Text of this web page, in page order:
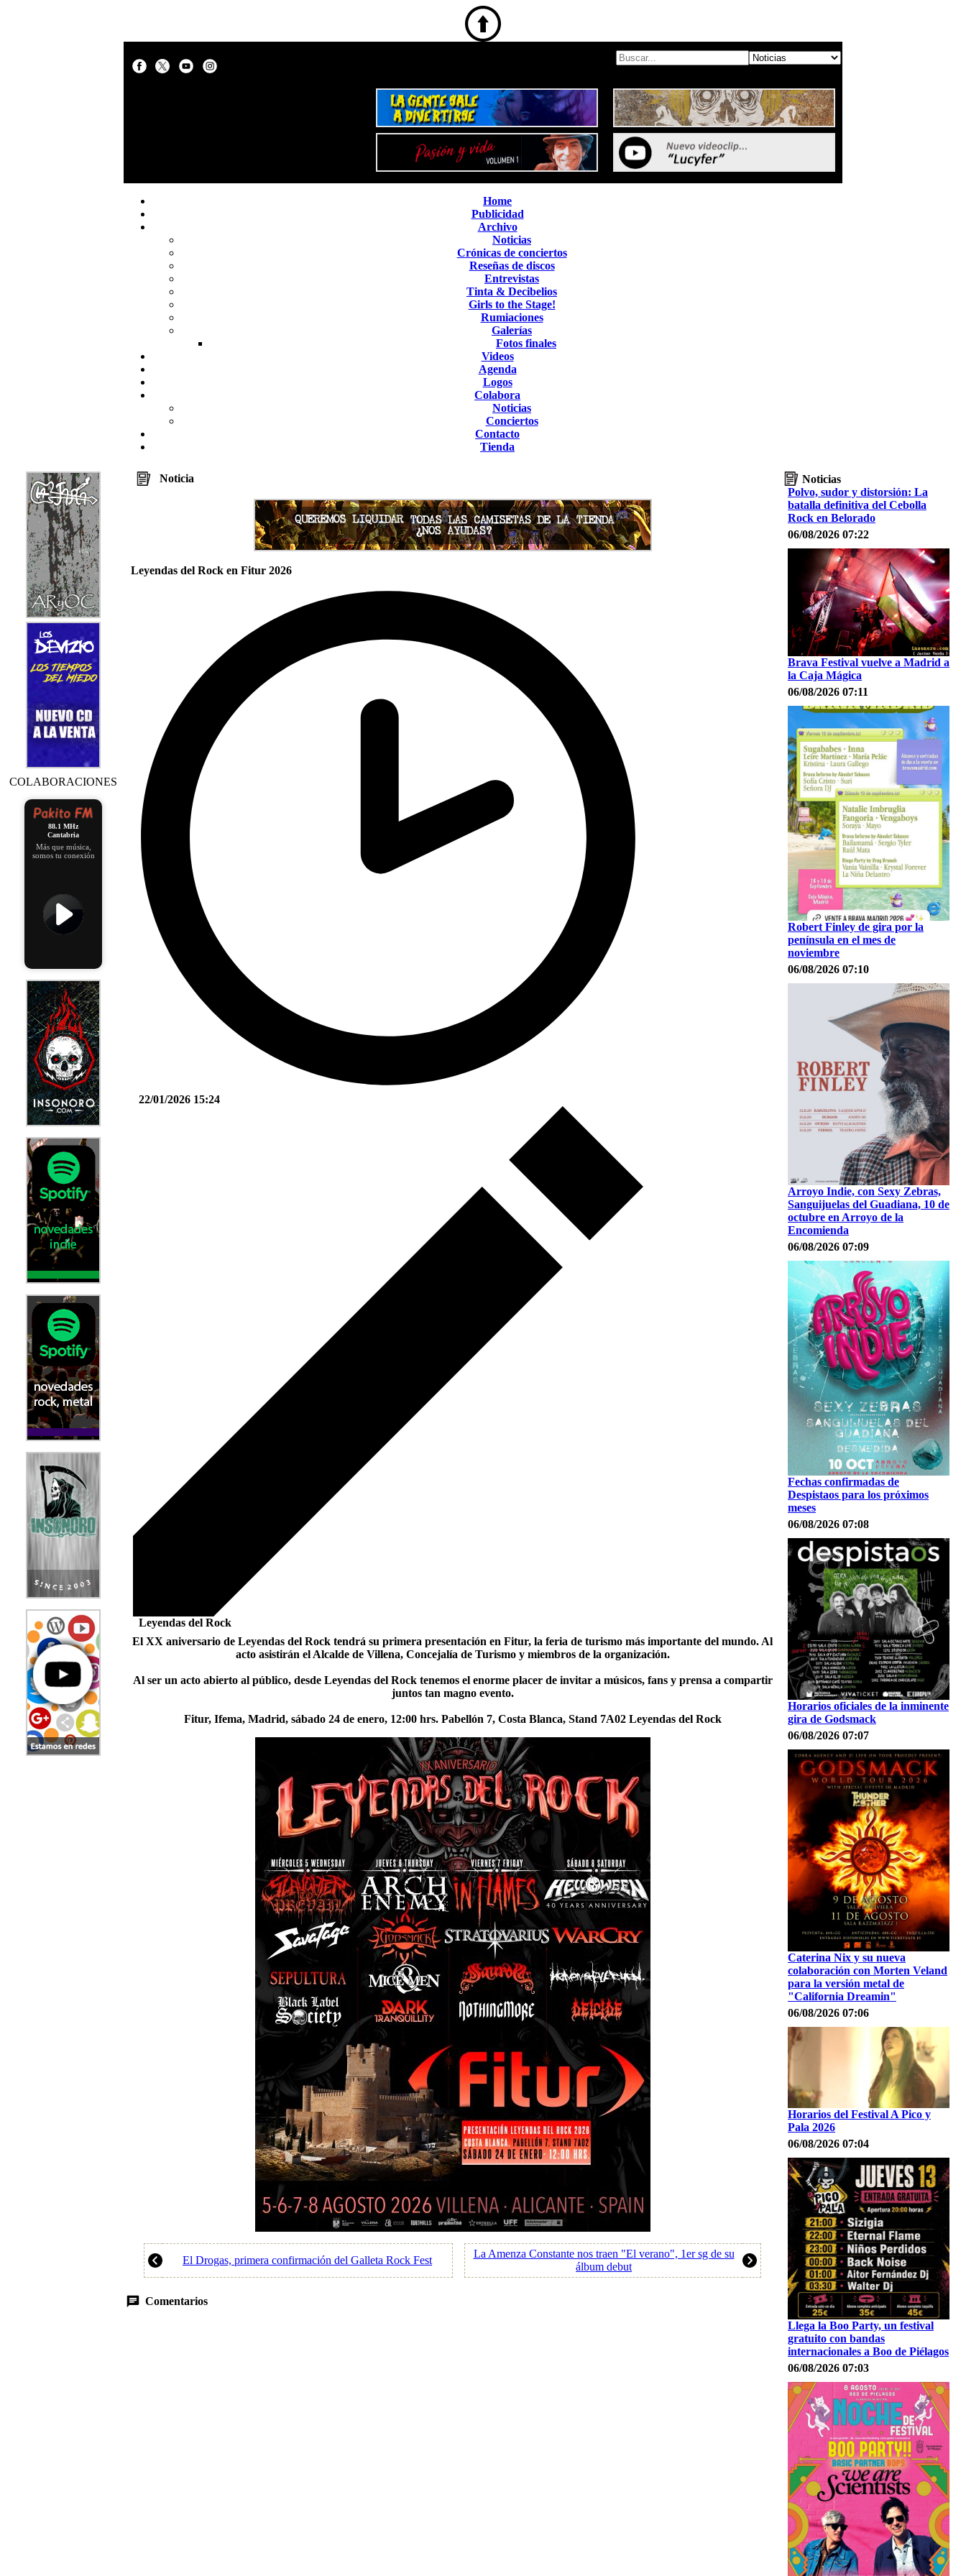
Home
Publicidad
Archivo
Noticias
Crónicas de conciertos
Reseñas de discos
Entrevistas
Tinta & Decibelios
Girls to the Stage!
Rumiaciones
Galerías
Fotos finales
Videos
Agenda
Logos
Colabora
Noticias
Conciertos
Contacto
Tienda
COLABORACIONES
88.1 MHz
Cantabria
Más que música,
somos tu conexión
Noticia
Leyendas del Rock en Fitur 2026
22/01/2026 15:24
Leyendas del Rock
El XX aniversario de Leyendas del Rock tendrá su primera presentación en Fitur, la feria de turismo más importante del mundo. Al
acto asistirán el Alcalde de Villena, Concejalía de Turismo y miembros de la organización.
Al ser un acto abierto al público, desde Leyendas del Rock tenemos el enorme placer de invitar a músicos, fans y prensa a compartir
juntos tan magno evento.
Fitur, Ifema, Madrid, sábado 24 de enero, 12:00 hrs. Pabellón 7, Costa Blanca, Stand 7A02 Leyendas del Rock
El Drogas, primera confirmación del Galleta Rock Fest
La Amenza Constante nos traen "El verano", 1er sg de su
álbum debut
Comentarios
Noticias
Polvo, sudor y distorsión: La
batalla definitiva del Cebolla
Rock en Belorado
06/08/2026 07:22
Brava Festival vuelve a Madrid a
la Caja Mágica
06/08/2026 07:11
Robert Finley de gira por la
península en el mes de
noviembre
06/08/2026 07:10
Arroyo Indie, con Sexy Zebras,
Sanguijuelas del Guadiana, 10 de
octubre en Arroyo de la
Encomienda
06/08/2026 07:09
Fechas confirmadas de
Despistaos para los próximos
meses
06/08/2026 07:08
Horarios oficiales de la inminente
gira de Godsmack
06/08/2026 07:07
Caterina Nix y su nueva
colaboración con Morten Veland
para la versión metal de
"California Dreamin"
06/08/2026 07:06
Horarios del Festival A Pico y
Pala 2026
06/08/2026 07:04
Llega la Boo Party, un festival
gratuito con bandas
internacionales a Boo de Piélagos
06/08/2026 07:03